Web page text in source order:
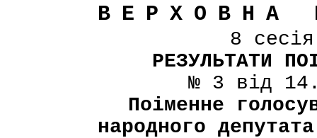
ВЕРХОВНА
8
РЕЗУЛЬТАТИ
№ 3 від
Поіменне
народного